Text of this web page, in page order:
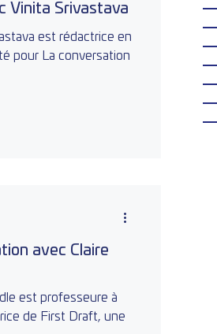
Vinita Srivastava
est rédactrice en
pour La conversation
avec Claire
est professeure à
de First Draft, une